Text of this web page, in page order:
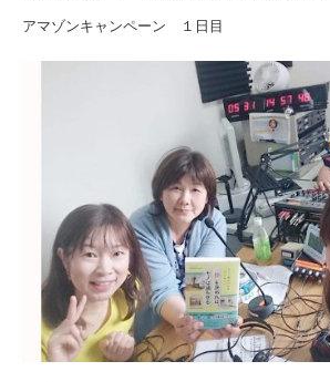
アマゾンキャンペーン １日目